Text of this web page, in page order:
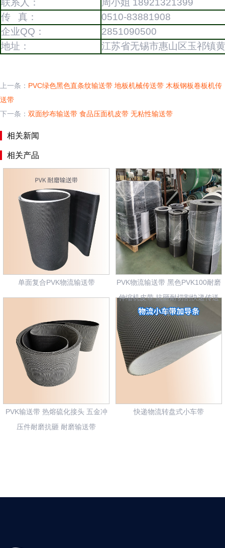
联系人：
周小姐 18921321399
传 真：
0510-83881908
企业QQ：
2851090500
地址：
江苏省无锡市惠山区玉祁镇
上一条： PVC绿色黑色直条纹输送带 地板机械传送带 木板钢板卷板机传
送带
下一条： 双面纱布输送带 食品压面机皮带 无粘性输送带
相关新闻
相关产品
单面复合PVK物流输送带
PVK物流输送带 黑色PVK100耐磨
伸缩机皮带 抗砸耐切割快递传送
带
PVK输送带 热熔硫化接头 五金冲
压件耐磨抗砸 耐磨输送带
快递物流转盘式小车带